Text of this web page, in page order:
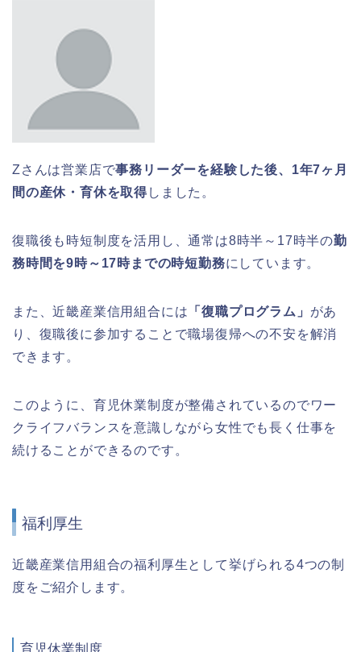
Zさんは営業店で事務リーダーを経験した後、1年7ヶ月
間の産休・育休を取得しました。
復職後も時短制度を活用し、通常は8時半～17時半の勤
務時間を9時～17時までの時短勤務にしています。
また、近畿産業信用組合には 「復職プログラム」 があ
り、復職後に参加することで職場復帰への不安を解消
できます。
このように、育児休業制度が整備されているのでワー
クライフバランスを意識しながら女性でも長く仕事を
続けることができるのです。
福利厚生
近畿産業信用組合の福利厚生として挙げられる4つの制
度をご紹介します。
育児休業制度